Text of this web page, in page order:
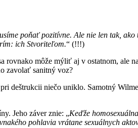
poňaťpozitívne. Ale nie len tak, ako
ich Stvoriteľom.“ (!!!)
môže mýliť aj v ostatnom, ale
zavolať sanitný voz?
deštrukcii niečo uniklo. Samotný
Jeho záver znie: „Keďže
pohlavia vrátane sexuálnych